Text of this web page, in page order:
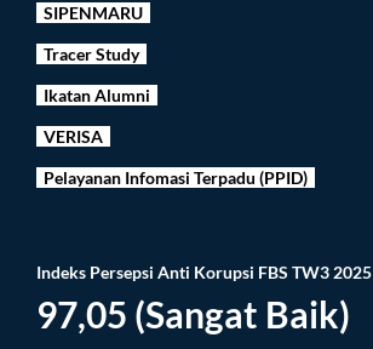
SIPENMARU
Tracer Study
Ikatan Alumni
VERISA
Pelayanan Infomasi Terpadu (PPID)
Indeks Persepsi Anti Korupsi FBS TW3 2025
97,05 (Sangat Baik)